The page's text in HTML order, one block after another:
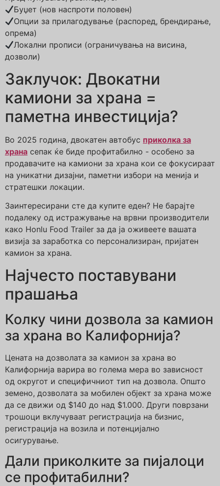
Буџет (нов наспроти половен)
Опции за прилагодување (распоред, брендирање,
опрема)
Локални прописи (ограничувања на висина,
дозволи)
Заклучок: Двокатни
камиони за храна =
паметна инвестиција?
Во 2025 година, двокатен автобус приколка за
храна сепак ќе биде профитабилно - особено за
продавачите на камиони за храна кои се фокусираат
на уникатни дизајни, паметни избори на менија и
стратешки локации.
Заинтересирани сте да купите еден? Не барајте
подалеку од истражување на врвни производители
како Honlu Food Trailer за да ја оживеете вашата
визија за заработка со персонализиран, пријатен
камион за храна.
Најчесто поставувани
прашања
Колку чини дозвола за камион
за храна во Калифорнија?
Цената на дозволата за камион за храна во
Калифорнија варира во голема мера во зависност
од округот и специфичниот тип на дозвола. Општо
земено, дозволата за мобилен објект за храна може
да се движи од $140 до над $1.000. Други поврзани
трошоци вклучуваат регистрација на бизнис,
регистрација на возила и потенцијално
осигурување.
Дали приколките за пијалоци
се профитабилни?